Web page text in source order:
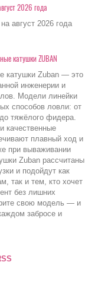
2026 года
август 2026 года
катушки ZUBAN
катушки Zuban — это
инженерии и
Модели линейки
способов ловли: от
тяжёлого фидера.
качественные
плавный ход и
при вываживании
Zuban рассчитаны
и подойдут как
так и тем, кто хочет
без лишних
свою модель — и
забросе и